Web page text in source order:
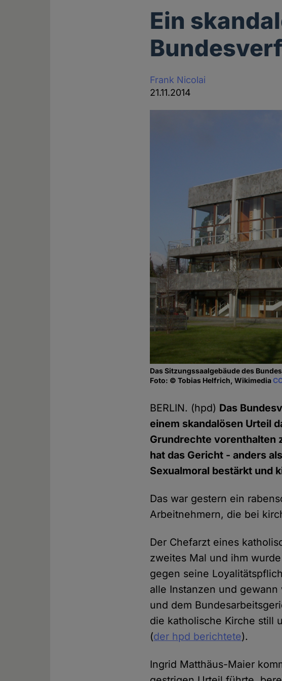
Ein
Frank Nicolai
21.11.2014
Das Sitzungssaalgebäude des
Foto: © Tobias Helfrich, Wikimedia
BERLIN. (hpd) Das
einem skandalösen Urteil
Grundrechte vorenthalten
hat das Gericht - anders
Sexualmoral bestärkt und
Das war gestern ein
Arbeitnehmern, die bei
Der Chefarzt eines
zweites Mal und ihm
gegen seine
alle Instanzen und
und dem
die katholische Kirche still
(der hpd berichtete).
Ingrid Matthäus-Maier